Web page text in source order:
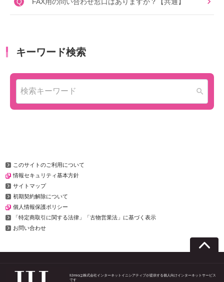
このサイトのご利用について
情報セキュリティ基本方針
サイトマップ
初期契約解除について
個人情報保護ポリシー
「特定商取引に関する法律」「古物営業法」に基づく表示
お問い合わせ
IIJmioは株式会社インターネットイニシアティブが提供する個人向けインターネットサービス
です